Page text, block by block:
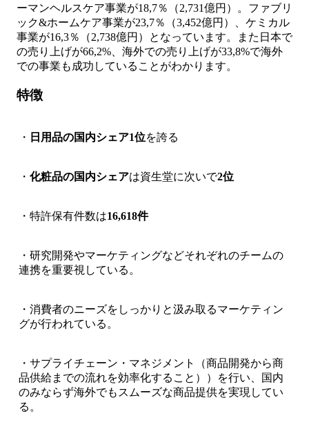
ーマンヘルスケア事業が18,7％（2,731億円）。ファブリ
ック&ホームケア事業が23,7％（3,452億円）、ケミカル
事業が16,3％（2,738億円）となっています。また日本で
の売り上げが66,2%、海外での売り上げが33,8%で海外
での事業も成功していることがわかります。
特徴
・ 日用品の国内シェア1位を誇る
・ 化粧品の国内シェアは資生堂に次いで2位
・特許保有件数は16,618件
・研究開発やマーケティングなどそれぞれのチームの
連携を重要視している。
・消費者のニーズをしっかりと汲み取るマーケティン
グが行われている。
・サプライチェーン・マネジメント（商品開発から商
品供給までの流れを効率化すること））を行い、国内
のみならず海外でもスムーズな商品提供を実現してい
る。